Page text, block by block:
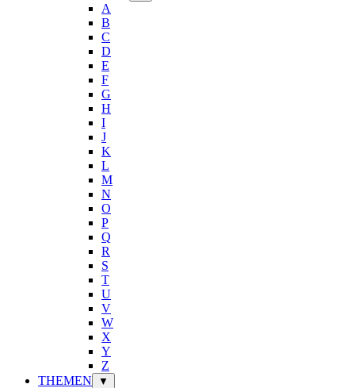
A
B
C
D
E
F
G
H
I
J
K
L
M
N
O
P
Q
R
S
T
U
V
W
X
Y
Z
THEMEN
▼